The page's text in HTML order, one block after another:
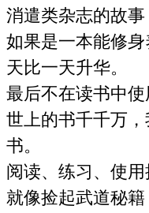
消遣类杂志的故
如果是一本能修
天比一天升华。
最后不在读书中
世上的书千千万
书。
阅读、练习、使
就像捡起武道秘